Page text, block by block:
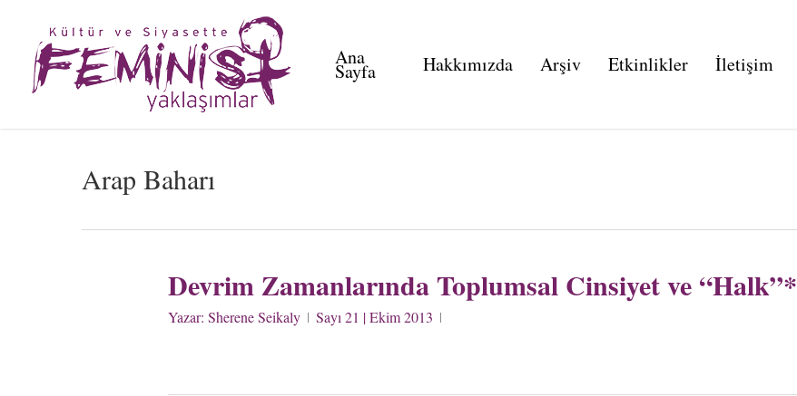
content
Ana
Sayfa Hakkımızda Arşiv Etkinlikler İletişim
Arap Baharı
Devrim Zamanlarında Toplumsal Cinsiyet ve “Halk”*
Yazar: Sherene Seikaly Sayı 21 | Ekim 2013